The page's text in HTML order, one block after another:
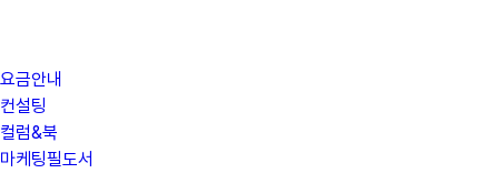
요금안내
컨설팅
컬럼&북
마케팅필도서